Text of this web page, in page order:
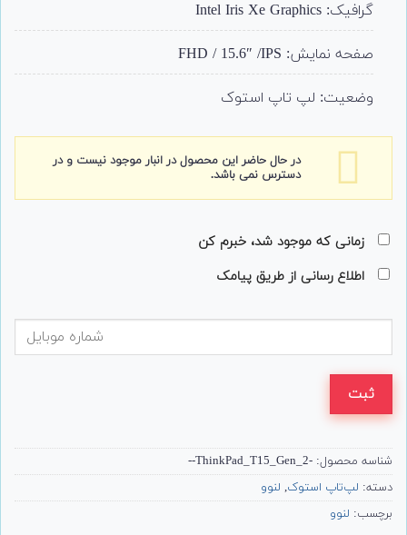
گرافیک: Intel Iris Xe Graphics
صفحه نمایش: FHD / 15.6″ /IPS
وضعیت: لپ تاپ استوک
در حال حاضر این محصول در انبار موجود نیست و در
دسترس نمی باشد.
زمانی که موجود شد، خبرم کن
اطلاع رسانی از طریق پیامک
ثبت
شناسه محصول: -ThinkPad_T15_Gen_2--
دسته: لپ‌تاپ استوک, لنوو
برچسب: لنوو